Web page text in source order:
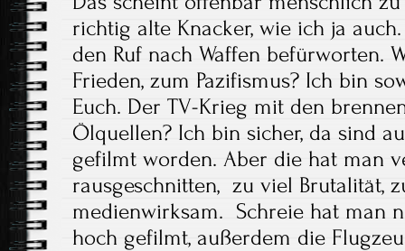
richtig alte Knacker, wie ich ja
den Ruf nach Waffen befürworten.
Frieden, zum Pazifismus? Ich bin
Euch. Der TV-Krieg mit den
Ölquellen? Ich bin sicher, da sind
gefilmt worden. Aber die hat man
rausgeschnitten, zu viel Brutalität,
medienwirksam. Schreie hat man
hoch gefilmt, außerdem die